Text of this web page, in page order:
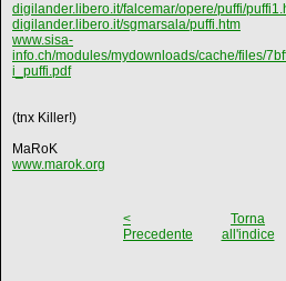
digilander.libero.it/falcemar/opere/puffi/
digilander.libero.it/sgmarsala/puffi.htm
www.sisa-
info.ch/modules/mydownloads/cache/files/
i_puffi.pdf
(tnx Killer!)
MaRoK
www.marok.org
<
Precedente
Torna
all'indice